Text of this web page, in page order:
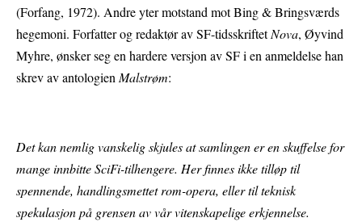
(Forfang, 1972). Andre yter motstand mot Bing & Bringsværds
hegemoni. Forfatter og redaktør av SF-tidsskriftetNova, Øyvind
Myhre, ønsker seg en hardere versjon av SF i en anmeldelse han
skrev av antologienMalstrøm:
Det kan nemlig vanskelig skjules at samlingen er en skuffelse for
mange innbitte SciFi-tilhengere. Her finnes ikke tilløp til
spennende, handlingsmettet rom-opera, eller til teknisk
spekulasjon på grensen av vår vitenskapelige erkjennelse.